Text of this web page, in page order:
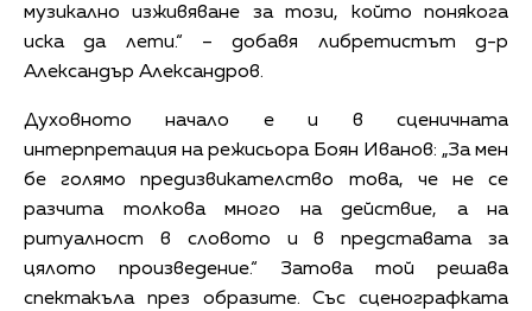
музикално изживяване за този, който понякога
иска да лети.“ – добавя либретистът д-р
Александър Александров.
Духовното начало е и в сценичната
интерпретация на режисьора Боян Иванов: „За мен
бе голямо предизвикателство това, че не се
разчита толкова много на действие, а на
ритуалност в словото и в представата за
цялото произведение.“ Затова той решава
спектакъла през образите. Със сценографката